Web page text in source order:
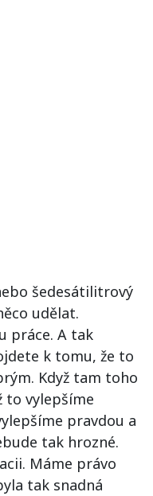
šedesátilitrový
udělat.
práce. A tak
k tomu, že to
Když tam toho
to vylepšíme
pravdou a
tak hrozné.
Máme právo
tak snadná